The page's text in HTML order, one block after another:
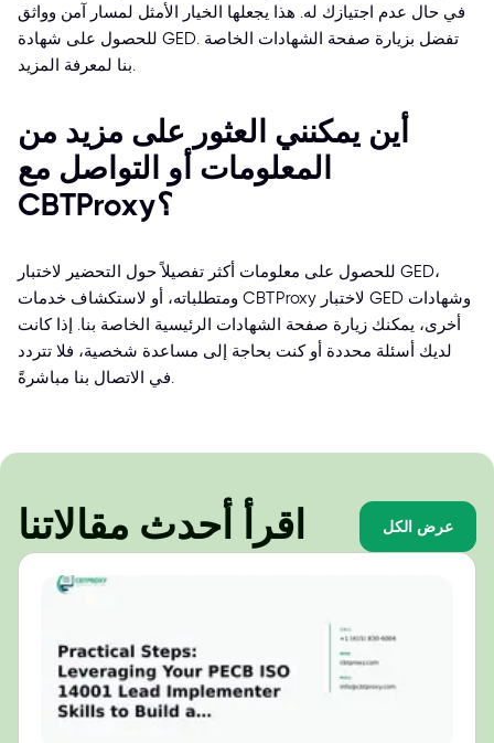
في حال عدم اجتيازك له. هذا يجعلها الخيار الأمثل لمسار آمن وواثق
للحصول على شهادة GED. تفضل بزيارة صفحة الشهادات الخاصة
بنا لمعرفة المزيد.
أين يمكنني العثور على مزيد من
المعلومات أو التواصل مع
CBTProxy؟
للحصول على معلومات أكثر تفصيلاً حول التحضير لاختبار GED،
ومتطلباته، أو لاستكشاف خدمات CBTProxy لاختبار GED وشهادات
أخرى، يمكنك زيارة صفحة الشهادات الرئيسية الخاصة بنا. إذا كانت
لديك أسئلة محددة أو كنت بحاجة إلى مساعدة شخصية، فلا تتردد
في الاتصال بنا مباشرةً.
اقرأ أحدث مقالاتنا عرض الكل